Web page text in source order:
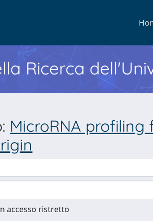
Ricerca
MicroRNA
accesso ristretto